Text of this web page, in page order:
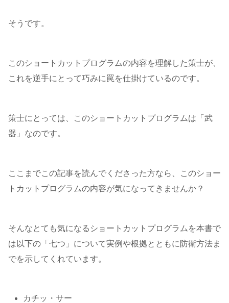
そうです。
このショートカットプログラムの内容を理解した策士が、
これを逆手にとって巧みに罠を仕掛けているのです。
策士にとっては、このショートカットプログラムは「武
器」なのです。
ここまでこの記事を読んでくださった方なら、このショー
トカットプログラムの内容が気になってきませんか？
そんなとても気になるショートカットプログラムを本書で
は以下の「七つ」について実例や根拠とともに防衛方法ま
でを示してくれています。
カチッ・サー